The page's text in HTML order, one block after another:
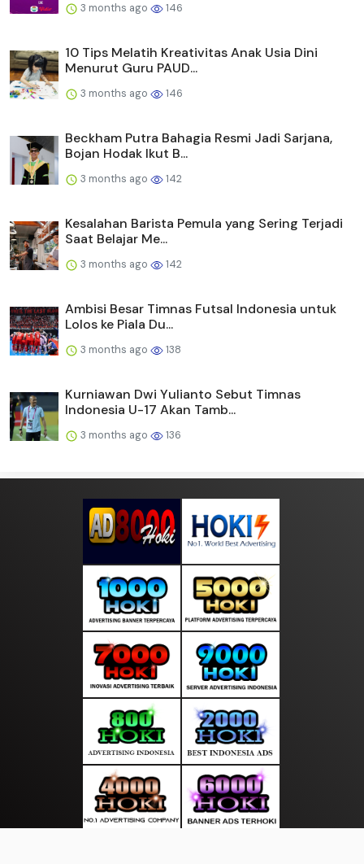
3 months ago 146
10 Tips Melatih Kreativitas Anak Usia Dini
Menurut Guru PAUD...
3 months ago 146
Beckham Putra Bahagia Resmi Jadi Sarjana,
Bojan Hodak Ikut B...
3 months ago 142
Kesalahan Barista Pemula yang Sering Terjadi
Saat Belajar Me...
3 months ago 142
Ambisi Besar Timnas Futsal Indonesia untuk
Lolos ke Piala Du...
3 months ago 138
Kurniawan Dwi Yulianto Sebut Timnas
Indonesia U-17 Akan Tamb...
3 months ago 136